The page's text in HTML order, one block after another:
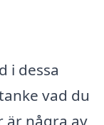
i dessa
vad du
är några av